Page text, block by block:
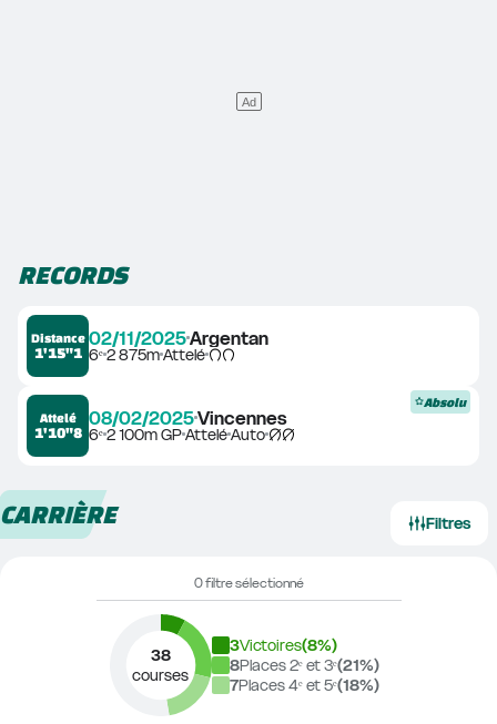
RECORDS
Distance
1'15"1
02/11/2025Argentan
6ᵉ2 875mAttelé
Attelé
1'10"8
08/02/2025Vincennes
6ᵉ2 100m GPAtteléAuto
Absolu
CARRIÈRE Filtres
0 filtre sélectionné
38
courses
3Victoires(8%)
8Places 2ᵉ et 3ᵉ(21%)
7Places 4ᵉ et 5ᵉ(18%)